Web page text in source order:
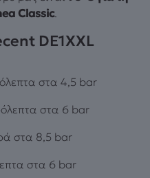
Classic.
DE1XXL
στα 4,5 bar
στα 6 bar
στα 8,5 bar
στα 6 bar